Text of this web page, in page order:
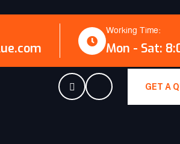
Working Time:
Mon - Sat:
GET A